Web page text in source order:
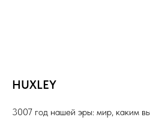
HUXLEY
3007 год нашей эры: мир, каким